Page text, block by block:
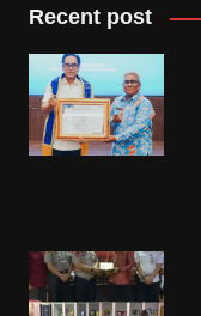
Recent post